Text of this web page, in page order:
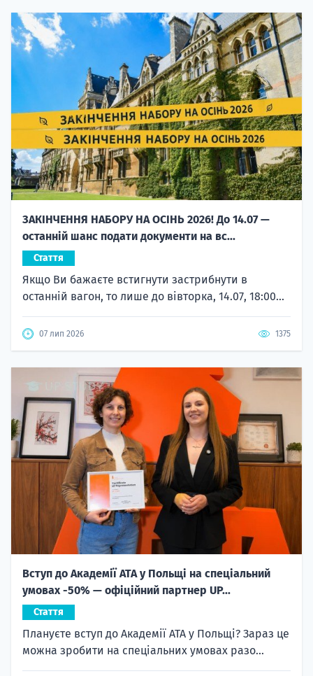
ЗАКІНЧЕННЯ НАБОРУ НА ОСІНЬ 2026! До 14.07 —
останній шанс подати документи на вс...
Стаття
Якщо Ви бажаєте встигнути застрибнути в
останній вагон, то лише до вівторка, 14.07, 18:00...
07 лип 2026 1375
Вступ до Академії ATA у Польщі на спеціальний
умовах -50% — офіційний партнер UP...
Стаття
Плануєте вступ до Академії ATA у Польщі? Зараз це
можна зробити на спеціальних умовах разо...